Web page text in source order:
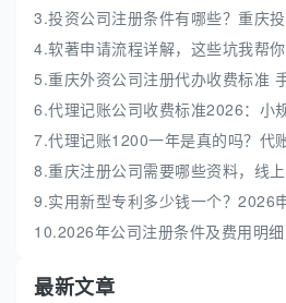
3.投资公司注册条件有哪些？重庆
4.软著申请流程详解，这些坑我帮
5.重庆外资公司注册代办收费标准
7.代理记账1200一年是真的吗？代
8.重庆注册公司需要哪些资料，线
9.实用新型专利多少钱一个？2026
10.2026年公司注册条件及费用明
最新文章